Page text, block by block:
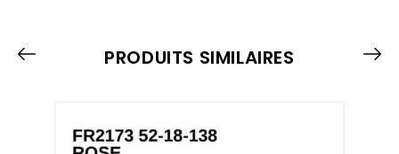
PRODUITS SIMILAIRES